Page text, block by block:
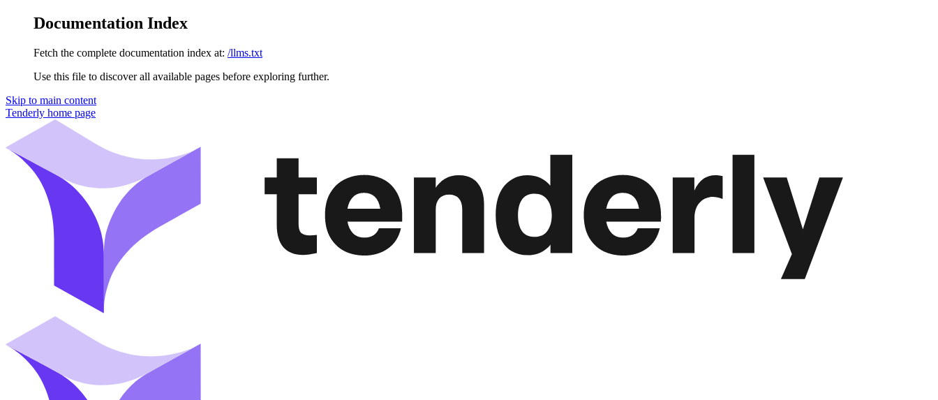
Documentation Index
Fetch the complete documentation index at: /llms.txt
Use this file to discover all available pages before exploring further.
Skip to main content
Tenderly home page